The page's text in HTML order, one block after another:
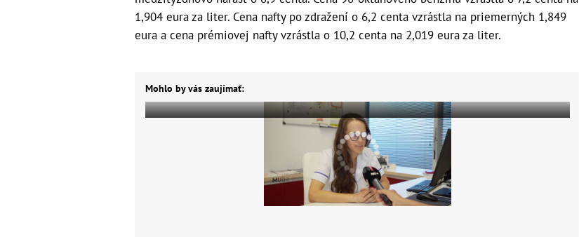
1,904 eura za liter. Cena nafty po zdražení o 6,2 centa vzrástla na priemerných 1,849
eura a cena prémiovej nafty vzrástla o 10,2 centa na 2,019 eura za liter.
Mohlo by vás zaujímať: